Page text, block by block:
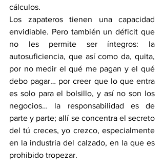
cálculos.
Los zapateros tienen una capacidad
envidiable. Pero también un déficit que
no les permite ser íntegros: la
autosuficiencia, que así como da, quita,
por no medir el qué me pagan y el qué
debo pagar… por creer que lo que entra
es solo para el bolsillo, y así no son los
negocios… la responsabilidad es de
parte y parte; allí se concentra el secreto
del tú creces, yo crezco, especialmente
en la industria del calzado, en la que es
prohibido tropezar.